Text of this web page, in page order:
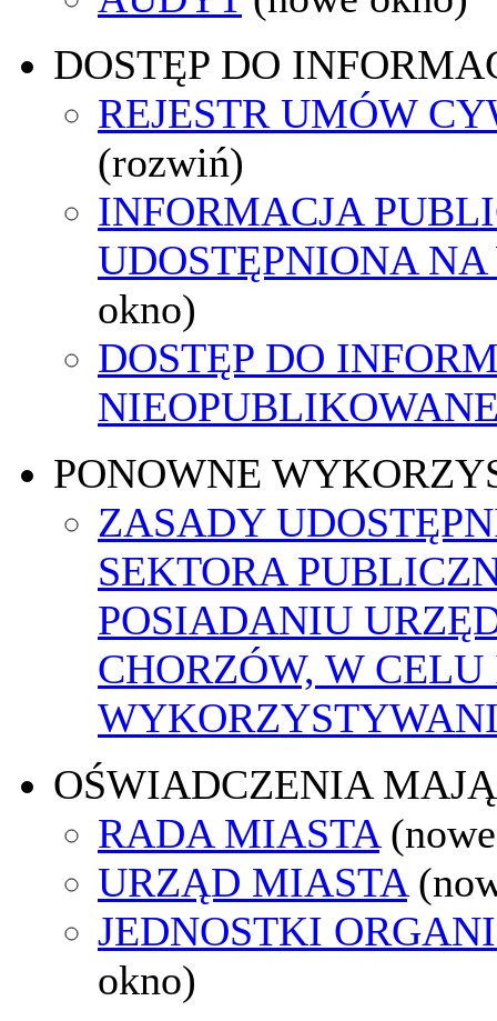
DOSTĘP DO
REJESTR UMÓW
(rozwiń)
INFORMACJA
UDOSTĘPNIONA
okno)
DOSTĘP DO
PONOWNE
ZASADY
SEKTORA
POSIADANIU
CHORZÓW, W
OŚWIADCZENIA
RADA MIASTA
URZĄD MIASTA
JEDNOSTKI
okno)